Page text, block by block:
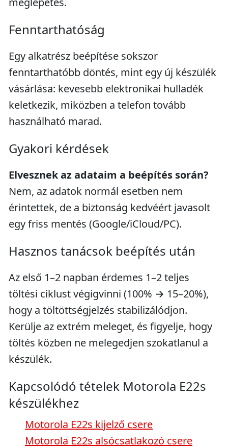
Fenntarthatóság
Egy alkatrész beépítése sokszor
fenntarthatóbb döntés, mint egy új készülék
vásárlása: kevesebb elektronikai hulladék
keletkezik, miközben a telefon tovább
használható marad.
Gyakori kérdések
Elvesznek az adataim a beépítés során?
Nem, az adatok normál esetben nem
érintettek, de a biztonság kedvéért javasolt
egy friss mentés (Google/iCloud/PC).
Hasznos tanácsok beépítés után
Az első 1–2 napban érdemes 1–2 teljes
töltési ciklust végigvinni (100% → 15–20%),
hogy a töltöttségjelzés stabilizálódjon.
Kerülje az extrém meleget, és figyelje, hogy
töltés közben ne melegedjen szokatlanul a
készülék.
Kapcsolódó tételek Motorola E22s
készülékhez
Motorola E22s kijelző csere
Motorola E22s alsócsatlakozó csere